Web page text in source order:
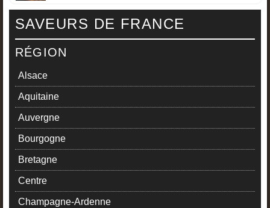
SAVEURS DE FRANCE
RÉGION
Alsace
Aquitaine
Auvergne
Bourgogne
Bretagne
Centre
Champagne-Ardenne